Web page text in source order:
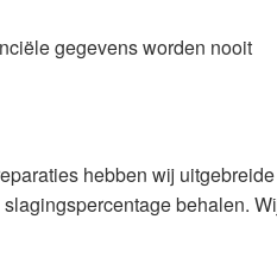
gegevens worden nooit
hebben wij uitgebreide
behalen.